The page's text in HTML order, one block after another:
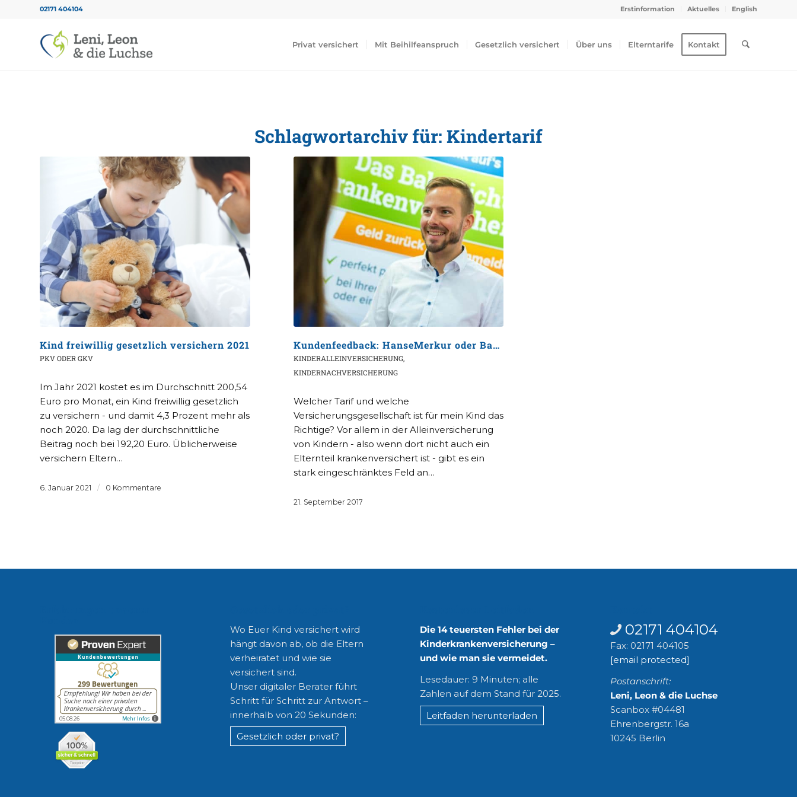
Erstinformation Aktuelles English
02171 404104
Privat versichert Mit Beihilfeanspruch Gesetzlich versichert Über uns Elterntarife Kontakt
Schlagwortarchiv für: Kindertarif
Kind freiwillig gesetzlich versichern 2021
PKV ODER GKV
Im Jahr 2021 kostet es im Durchschnitt 200,54
Euro pro Monat, ein Kind freiwillig gesetzlich
zu versichern - und damit 4,3 Prozent mehr als
noch 2020. Da lag der durchschnittliche
Beitrag noch bei 192,20 Euro. Üblicherweise
versichern Eltern…
6. Januar 2021 / 0 Kommentare
Kundenfeedback: HanseMerkur oder Barmenia?
KINDERALLEINVERSICHERUNG,
KINDERNACHVERSICHERUNG
Welcher Tarif und welche
Versicherungsgesellschaft ist für mein Kind das
Richtige? Vor allem in der Alleinversicherung
von Kindern - also wenn dort nicht auch ein
Elternteil krankenversichert ist - gibt es ein
stark eingeschränktes Feld an…
21. September 2017
Wo Euer Kind versichert wird
hängt davon ab, ob die Eltern
verheiratet und wie sie
versichert sind.
Unser digitaler Berater führt
Schritt für Schritt zur Antwort –
innerhalb von 20 Sekunden:
Gesetzlich oder privat?
Die 14 teuersten Fehler bei der
Kinderkrankenversicherung –
und wie man sie vermeidet.
Lesedauer: 9 Minuten; alle
Zahlen auf dem Stand für 2025.
Leitfaden herunterladen
02171 404104
Fax: 02171 404105
[email protected]
Postanschrift:
Leni, Leon & die Luchse
Scanbox #04481
Ehrenbergstr. 16a
10245 Berlin